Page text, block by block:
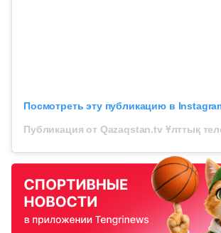
Посмотреть эту публикацию в